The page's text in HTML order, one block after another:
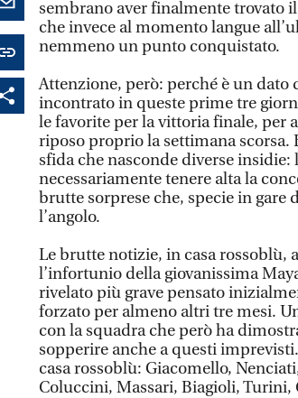
sembrano aver finalmente trovato
che invece al momento langue
nemmeno un punto conquistato.
Attenzione, però: perché è un
incontrato in queste prime tre
le favorite per la vittoria finale, per
riposo proprio la settimana scorsa.
sfida che nasconde diverse
necessariamente tenere alta la
brutte sorprese che, specie in gare
l’angolo.
Le brutte notizie, in casa rossoblù,
l’infortunio della giovanissima
rivelato più grave pensato
forzato per almeno altri tre mesi.
con la squadra che però ha
sopperire anche a questi
casa rossoblù: Giacomello,
Coluccini, Massari, Biagioli,